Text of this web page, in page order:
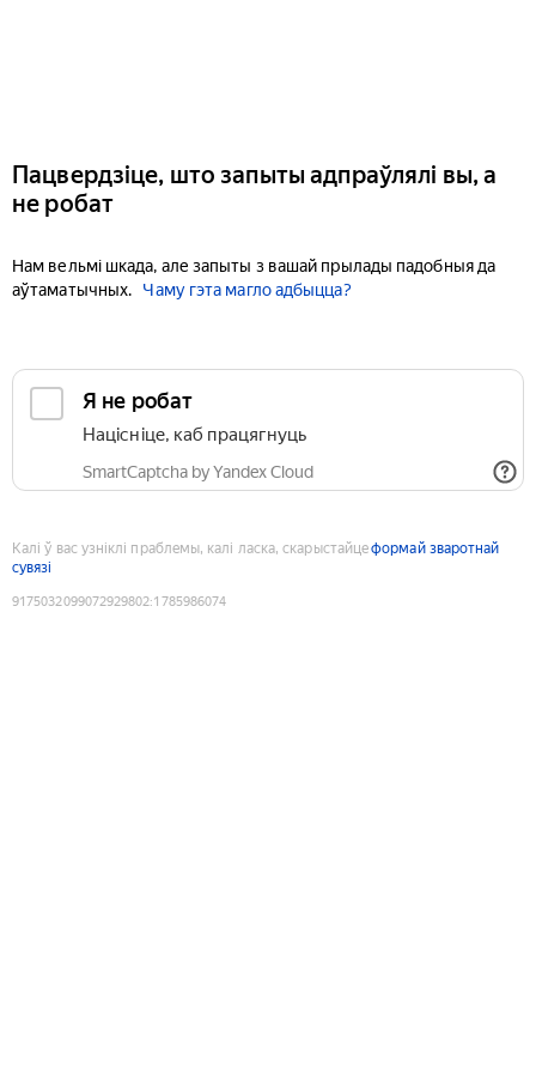
Пацвердзіце, што запыты адпраўлялі вы, а
не робат
Нам вельмі шкада, але запыты з вашай прылады падобныя да
аўтаматычных.
Чаму гэта магло адбыцца?
Я не робат
Націсніце, каб працягнуць
SmartCaptcha by Yandex Cloud
Калі ў вас узніклі праблемы, калі ласка, скарыстайцеформай зваротнай
сувязі
9175032099072929802:1785986074